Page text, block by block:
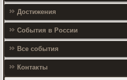
Достижения
События в России
Все события
Контакты